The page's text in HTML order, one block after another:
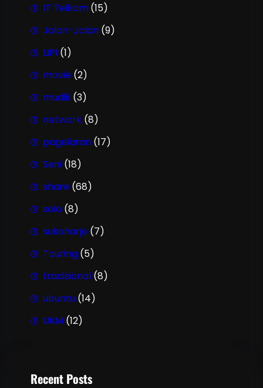
IT Telkom (15)
Jalan-Jalan (9)
LIPI (1)
movie (2)
mudik (3)
network (8)
pagelaran (17)
Seni (18)
share (68)
solo (8)
sukoharjo (7)
Touring (5)
tradisional (8)
ubuntu (14)
UKM (12)
Recent Posts